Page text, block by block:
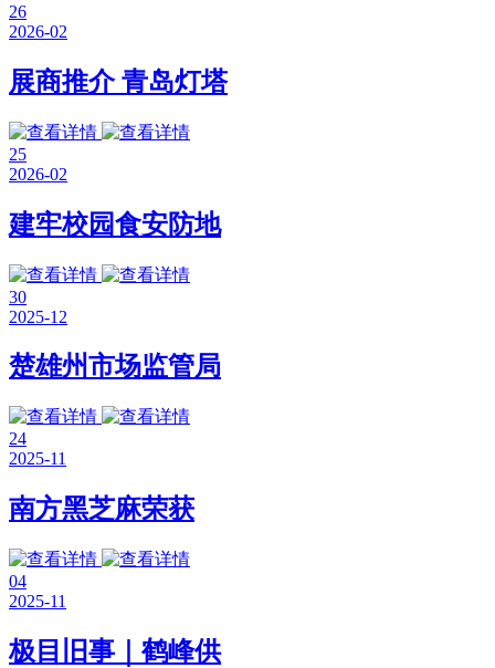
26
2026-02
展商推介 青岛灯塔
25
2026-02
建牢校园食安防地
30
2025-12
楚雄州市场监管局
24
2025-11
南方黑芝麻荣获
04
2025-11
极目旧事｜鹤峰供